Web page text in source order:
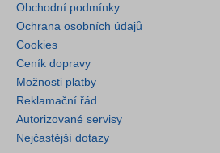
Obchodní podmínky
Ochrana osobních údajů
Cookies
Ceník dopravy
Možnosti platby
Reklamační řád
Autorizované servisy
Nejčastější dotazy